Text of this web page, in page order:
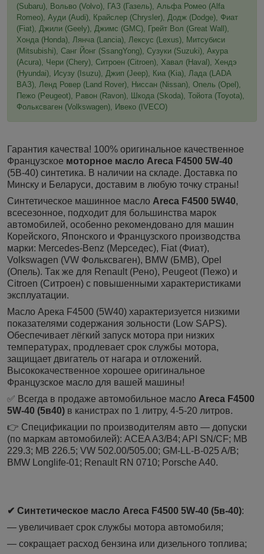
(Subaru), Вольво (Volvo), ГАЗ (Газель), Альфа Ромео (Alfa
Romeo), Ауди (Audi), Крайслер (Chrysler), Додж (Dodge), Фиат
(Fiat), Джили (Geely), Джимс (GMC), Грейт Вол (Great Wall),
Хонда (Honda), Лянча (Lancia), Лексус (Lexus), Митсубиси
(Mitsubishi), Санг Йонг (SsangYong), Сузуки (Suzuki), Акура
(Acura), Чери (Chery), Ситроен (Citroen), Хавал (Haval), Хендэ
(Hyundai), Исузу (Isuzu), Джип (Jeep), Киа (Kia), Лада (LADA
ВАЗ), Ленд Ровер (Land Rover), Ниссан (Nissan), Опель (Opel),
Пежо (Peugeot), Равон (Ravon), Шкода (Skoda), Тойота (Toyota),
Фольксваген (Volkswagen), Ивеко (IVECO)
Гарантия качества! 100% оригинальное качественное
Французское моторное масло Areca F4500 5W-40
(5В-40) синтетика. В наличии на складе. Доставка по
Минску и Беларуси, доставим в любую точку страны!
Синтетическое машинное масло Areca F4500 5W40,
всесезонное, подходит для большинства марок
автомобилей, особенно рекомендовано для машин
Корейского, Японского и Французского производства
марки: Mercedes-Benz (Мерседес), Fiat (Фиат),
Volkswagen (VW Фольксваген), BMW (БМВ), Opel
(Опель). Так же для Renault (Рено), Peugeot (Пежо) и
Citroen (Ситроен) с повышенными характеристиками
эксплуатации.
Масло Арека F4500 (5W40) характеризуется низкими
показателями содержания зольности (Low SAPS).
Обеспечивает лёгкий запуск мотора при низких
температурах, продлевает срок службы мотора,
защищает двигатель от нагара и отложений.
Высококачественное хорошее оригинальное
Французское масло для вашей машины!
✅ Всегда в продаже автомобильное масло Areca F4500
5W-40 (5в40) в канистрах по 1 литру, 4-5-20 литров.
👉 Спецификации по производителям авто — допуски
(по маркам автомобилей): ACEA A3/B4; API SN/CF; MB
229.3; MB 226.5; VW 502.00/505.00; GM-LL-B-025 A/B;
BMW Longlife-01; Renault RN 0710; Porsche A40.
✔ Синтетическое масло Areca F4500 5W-40 (5в-40):
— увеличивает срок службы мотора автомобиля;
— сокращает расход бензина или дизельного топлива;